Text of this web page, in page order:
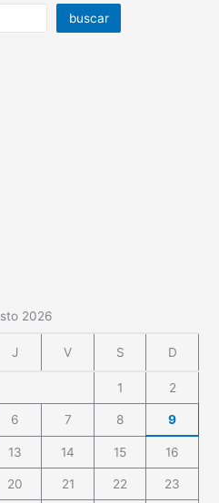
buscar
2026
J V S D
1 2
6 7 8 9
13 14 15 16
20 21 22 23